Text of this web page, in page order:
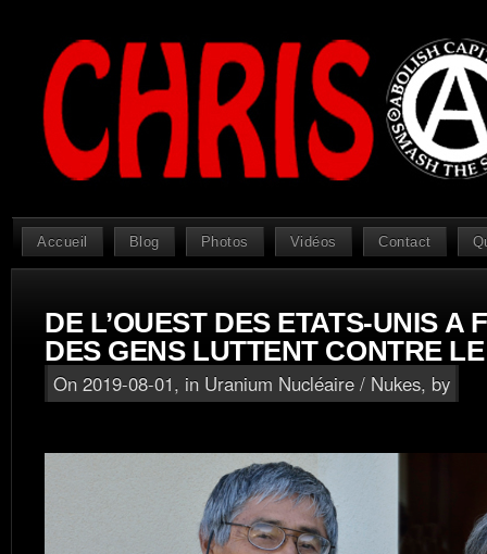
Accueil Blog Photos Vidéos Contact
DE L’OUEST DES ETATS-UNIS A
DES GENS LUTTENT CONTRE
On 2019-08-01, in Uranium Nucléaire / Nukes, by